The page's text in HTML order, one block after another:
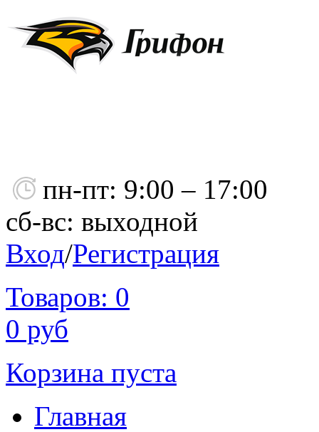
пн-пт: 9:00 – 17:00
сб-вс: выходной
Вход/Регистрация
Товаров: 0
0 руб
Корзина пуста
Главная